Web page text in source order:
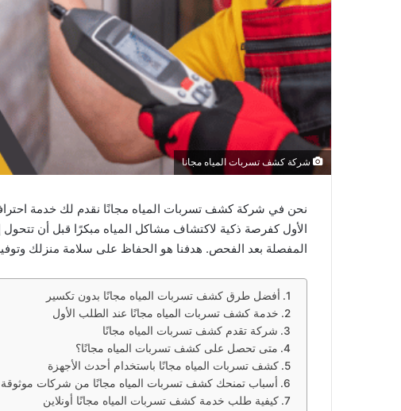
شركة كشف تسربات المياه مجانا
نحن في شركة كشف تسربات المياه مجانًا نقدم لك خدمة
الأول كفرصة ذكية لاكتشاف مشاكل المياه مبكرًا قبل أن تتحول
المفصلة بعد الفحص. هدفنا هو الحفاظ على سلامة منزلك وتوفير
أفضل طرق كشف تسربات المياه مجانًا بدون تكسير
خدمة كشف تسربات المياه مجانًا عند الطلب الأول
شركة تقدم كشف تسربات المياه مجانًا
متى تحصل على كشف تسربات المياه مجانًا؟
كشف تسربات المياه مجانًا باستخدام أحدث الأجهزة
أسباب تمنحك كشف تسربات المياه مجانًا من شركات موثوقة
كيفية طلب خدمة كشف تسربات المياه مجانًا أونلاين